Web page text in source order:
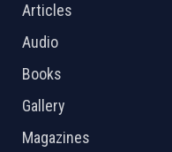
Articles
Audio
Books
Gallery
Magazines